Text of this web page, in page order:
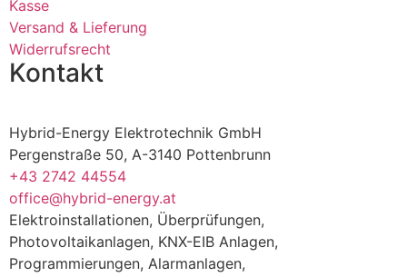
Kasse
Versand & Lieferung
Widerrufsrecht
Kontakt
Hybrid-Energy Elektrotechnik GmbH
Pergenstraße 50, A-3140 Pottenbrunn
+43 2742 44554
office@hybrid-energy.at
Elektroinstallationen, Überprüfungen,
Photovoltaikanlagen, KNX-EIB Anlagen,
Programmierungen, Alarmanlagen,